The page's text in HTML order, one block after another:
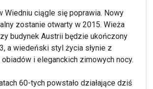
Wiedniu ciągle się poprawia. Nowy
zostanie otwarty w 2015. Wieża
budynek Austrii będzie ukończony
a wiedeński styl życia słynie z
obiadów i eleganckich zimowych nocy.
60-tych powstało działające dziś